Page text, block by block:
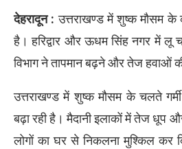
देहरादून : उत्तराखण्ड में शुष्क मौसम के
है। हरिद्वार और ऊधम सिंह नगर में लू
विभाग ने तापमान बढ़ने और तेज हवाओं
उत्तराखण्ड में शुष्क मौसम के चलते
बढ़ा रही है। मैदानी इलाकों में तेज धूप
लोगों का घर से निकलना मुश्किल कर